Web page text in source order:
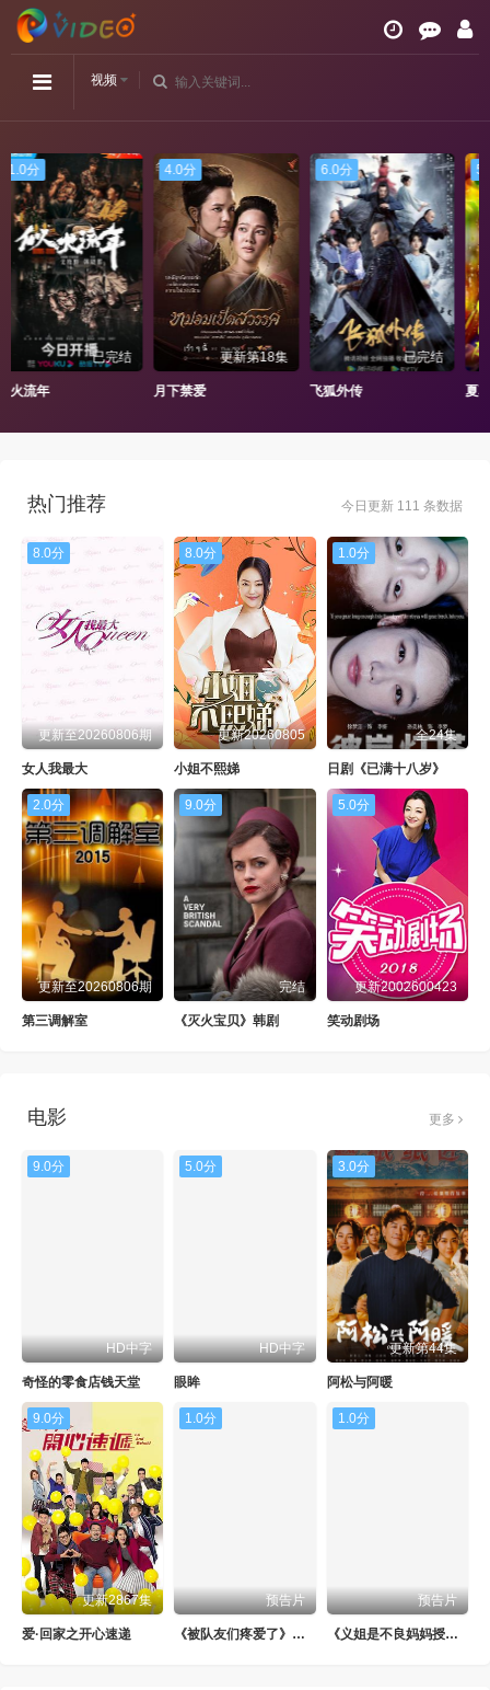
视频
4.0分
更新第18集
月下禁爱
6.0分
已完结
飞狐外传
5.0分
已完结
夏花2023
今日更新 111 条数据
热门推荐
8.0分
更新至20260806期
女人我最大
8.0分
更新20260805
小姐不熙娣
1.0分
全24集
日剧《已满十八岁》
2.0分
更新至20260806期
第三调解室
9.0分
完结
《灭火宝贝》韩剧
5.0分
更新2002600423
笑动剧场
电影 更多
9.0分
HD中字
奇怪的零食店钱天堂
5.0分
HD中字
眼眸
3.0分
更新第44集
阿松与阿暖
9.0分
更新2867集
爱·回家之开心速递
1.0分
预告片
《被队友们疼爱了》日韩剧
1.0分
预告片
《义姐是不良妈妈授乳中》日剧